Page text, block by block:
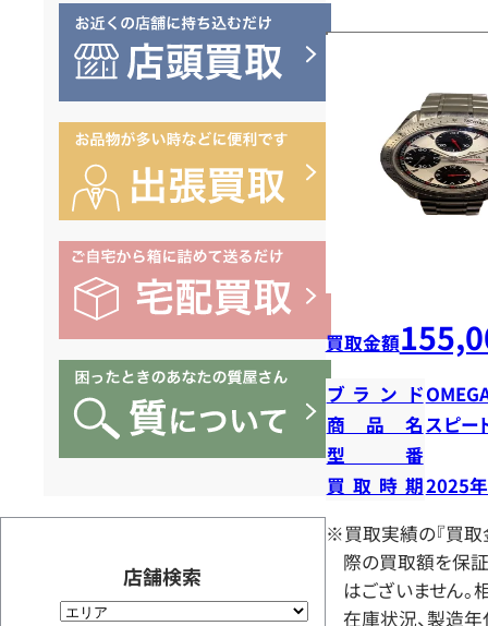
店舗検索
買取金額
ブランド
商品名スピー
型番
買取時期2025
※買取実績の『買取
際の買取額を保
はございません。
在庫状況、製造年